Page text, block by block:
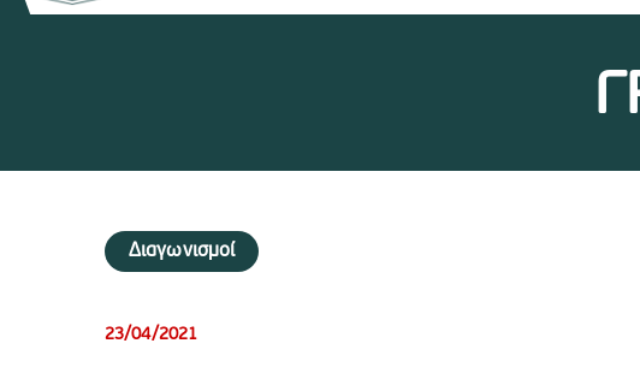
Διαγωνισμοί
23/04/2021